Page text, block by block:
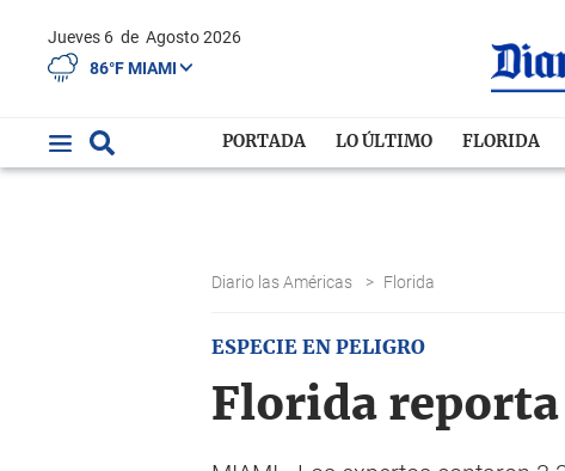
Jueves 6 de Agosto 2026
86°F MIAMI
PORTADA LO ÚLTIMO FLORIDA
Diario las Américas > Florida
ESPECIE EN PELIGRO
Florida